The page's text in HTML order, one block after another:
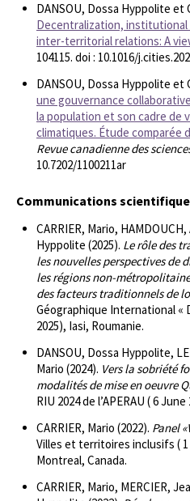
DANSOU, Dossa Hyppolite et
Decentralization,
inter-territorial relations: A
104115. doi : 10.1016/
DANSOU, Dossa Hyppolite et
une gouvernance
la population et son cadre de
climatiques. Étude comparée
Revue canadienne des
10.7202/1100211ar
Communications
CARRIER, Mario,
Hyppolite (2025). Le rôle des
les nouvelles perspectives de
les régions non-
des facteurs traditionnels de
Géographique International «
2025), Iasi, Roumanie.
DANSOU, Dossa Hyppolite,
Mario (2024). Vers la sobriété
modalités de mise en oeuvre
RIU 2024 de l’APERAU ( 6
CARRIER, Mario (2022). Panel
Villes et territoires inclusifs ( 1
Montreal, Canada.
CARRIER, Mario, MERCIER,